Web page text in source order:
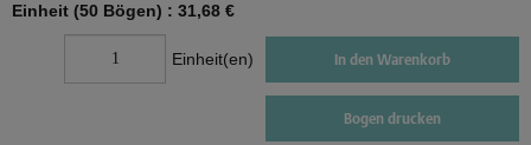
Einheit (50 Bögen) : 31,68 €
Einheit(en) In den Warenkorb
Bogen drucken